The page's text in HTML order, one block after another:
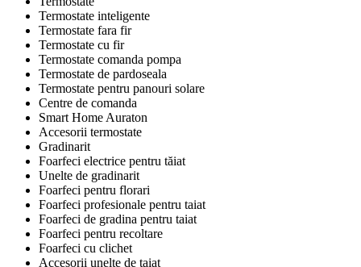
Termostate inteligente
Termostate fara fir
Termostate cu fir
Termostate comanda pompa
Termostate de pardoseala
Termostate pentru panouri solare
Centre de comanda
Smart Home Auraton
Accesorii termostate
Gradinarit
Foarfeci electrice pentru tăiat
Unelte de gradinarit
Foarfeci pentru florari
Foarfeci profesionale pentru taiat
Foarfeci de gradina pentru taiat
Foarfeci pentru recoltare
Foarfeci cu clichet
Accesorii unelte de taiat